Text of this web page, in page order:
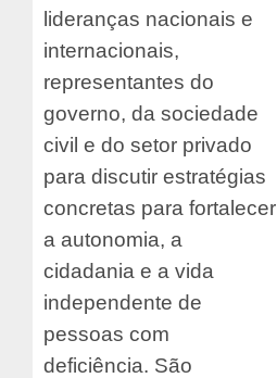
lideranças nacionais e
internacionais,
representantes do
governo, da sociedade
civil e do setor privado
para discutir estratégias
concretas para fortalecer
a autonomia, a
cidadania e a vida
independente de
pessoas com
deficiência. São